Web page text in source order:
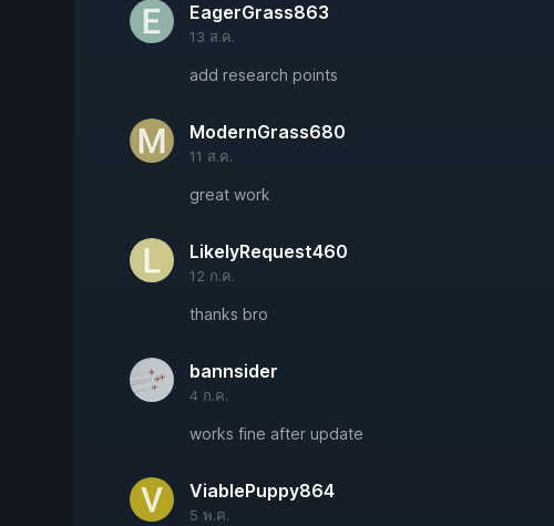
EagerGrass863
13 ส.ค.
add research points
ModernGrass680
11 ส.ค.
great work
LikelyRequest460
12 ก.ค.
thanks bro
bannsider
4 ก.ค.
works fine after update
ViablePuppy864
5 พ.ค.